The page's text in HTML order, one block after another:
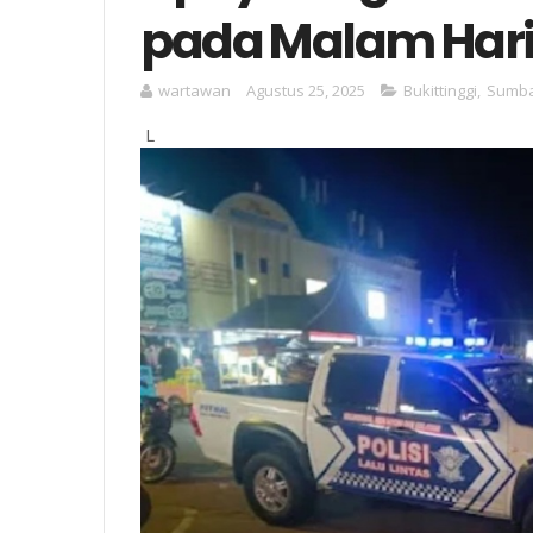
pada Malam Hari
wartawan Agustus 25, 2025 Bukittinggi,
L